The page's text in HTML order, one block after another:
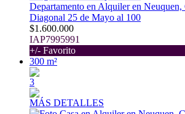
Departamento en Alquiler en Neuquen,
Diagonal 25 de Mayo al 100
$1.600.000
IAP7995991
+/- Favorito
300 m²
3
MÁS DETALLES